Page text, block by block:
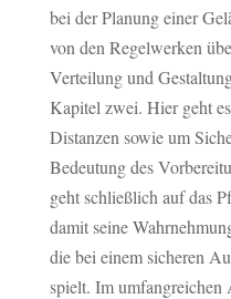
bei der Planung einer
von den Regelwerken
Verteilung und
Kapitel zwei. Hier geht
Distanzen sowie um
Bedeutung des
geht schließlich auf das
damit seine
die bei einem sicheren
spielt. Im